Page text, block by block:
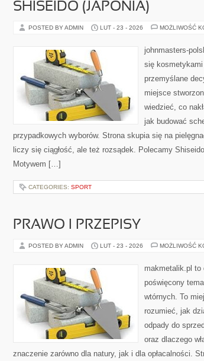
SHISEIDO (JAPONIA)
POSTED BY ADMIN LUT - 23 - 2026 MOŻLIWOŚĆ
johnmasters-
się
przemyślane
miejsce
wiedzieć, co
jak budować
przypadkowych wyborów. Strona skupia się na
liczy się ciągłość, ale też rozsądek. Polecamy
Motywem […]
CATEGORIES: SPORT
PRAWO I PRZEPISY
POSTED BY ADMIN LUT - 23 - 2026 MOŻLIWOŚĆ
makmetalik.pl to
poświęcony
wtórnych. To
rozumieć, jak
odpady do
oraz dlaczego
znaczenie zarówno dla natury, jak i dla opłacalności.